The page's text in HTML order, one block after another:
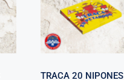
TRACA 20 NIPONES